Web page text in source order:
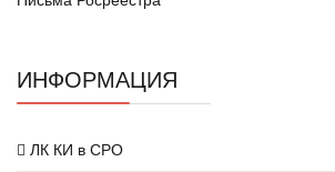
ИНФОРМАЦИЯ
ЛК КИ в СРО